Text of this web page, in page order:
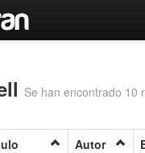
Se han encontrado 10
Autor